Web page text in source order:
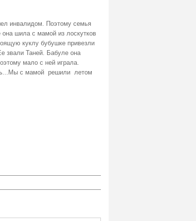
инвалидом. Поэтому семья
шила с мамой из лоскутков
куклу бубушке привезли
звали Таней. Бабуле она
мало с ней играла.
Мы с мамой решили летом